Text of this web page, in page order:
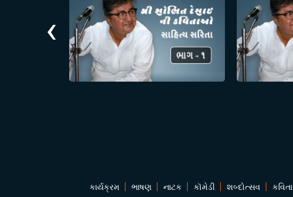
‹
કાર્યક્રમ ભાષણ નાટક કૉમેડી શબ્દોત્સવ કવિતા